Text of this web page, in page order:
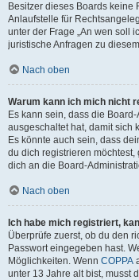
Besitzer dieses Boards keine
Anlaufstelle für
unter der Frage „An wen soll
juristische Anfragen zu
Nach oben
Warum kann ich mich nicht
Es kann sein, dass die
ausgeschaltet hat, damit sich
Es könnte auch sein, dass
du dich registrieren
dich an die Board-
Nach oben
Ich habe mich registriert,
Überprüfe zuerst, ob du den
Passwort eingegeben hast.
Möglichkeiten. Wenn COPPA
unter 13 Jahre alt bist, musst